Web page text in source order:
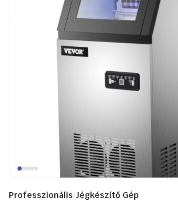
Professzionális Jégkészítő Gép